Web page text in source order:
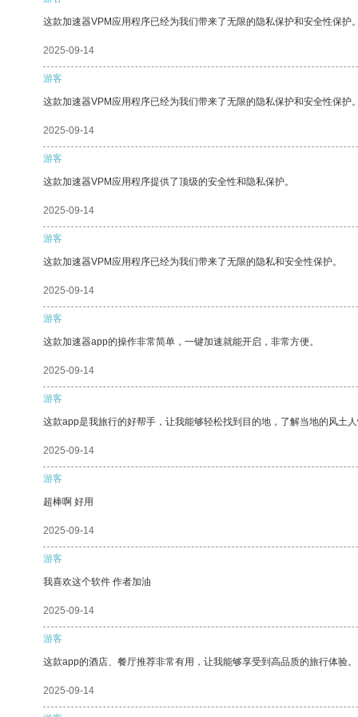
这款加速器VPM应用程序已经为我们带来了无限的隐私保护和安全性保护
2025-09-14
游客
这款加速器VPM应用程序已经为我们带来了无限的隐私保护和安全性保护
2025-09-14
游客
这款加速器VPM应用程序提供了顶级的安全性和隐私保护。
2025-09-14
游客
这款加速器VPM应用程序已经为我们带来了无限的隐私和安全性保护。
2025-09-14
游客
这款加速器app的操作非常简单，一键加速就能开启，非常方便。
2025-09-14
游客
这款app是我旅行的好帮手，让我能够轻松找到目的地，了解当地的风土
2025-09-14
游客
超棒啊 好用
2025-09-14
游客
我喜欢这个软件 作者加油
2025-09-14
游客
这款app的酒店、餐厅推荐非常有用，让我能够享受到高品质的旅行体验。
2025-09-14